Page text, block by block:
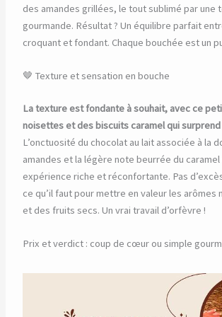
des amandes grillées, le tout sublimé par une
gourmande. Résultat ? Un équilibre parfait
croquant et fondant. Chaque bouchée est un
🤎 Texture et sensation en bouche
La texture est fondante à souhait, avec ce
noisettes et des biscuits caramel qui
L’onctuosité du chocolat au lait associée à la
amandes et la légère note beurrée du caramel
expérience riche et réconfortante. Pas
ce qu’il faut pour mettre en valeur les arômes
et des fruits secs. Un vrai travail d’orfèvre !
Prix et verdict : coup de cœur ou simple